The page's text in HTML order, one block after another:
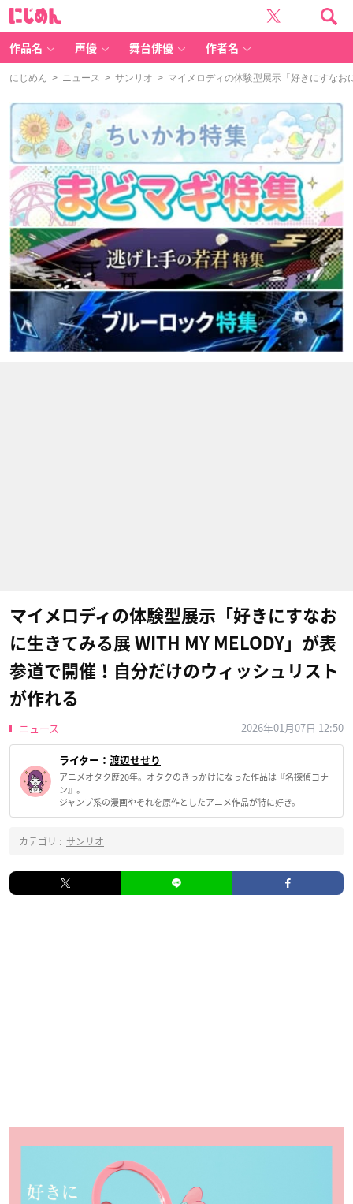
作品名 声優 舞台俳優 作者名
にじめん > ニュース > サンリオ > マイメロディの体験型展示「好きにすなお
マイメロディの体験型展示「好きにすなお
に生きてみる展 WITH MY MELODY」が表
参道で開催！自分だけのウィッシュリスト
が作れる
ニュース 2026年01月07日 12:50
ライター： 渡辺せせり
アニメオタク歴20年。オタクのきっかけになった作品は『名探偵コナ
ン』。
ジャンプ系の漫画やそれを原作としたアニメ作品が特に好き。
カテゴリ : サンリオ